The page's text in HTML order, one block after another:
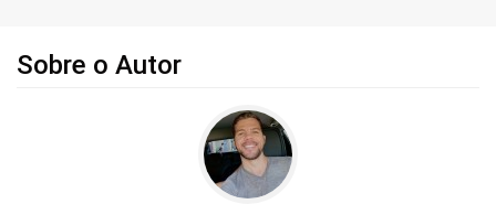
Sobre o Autor